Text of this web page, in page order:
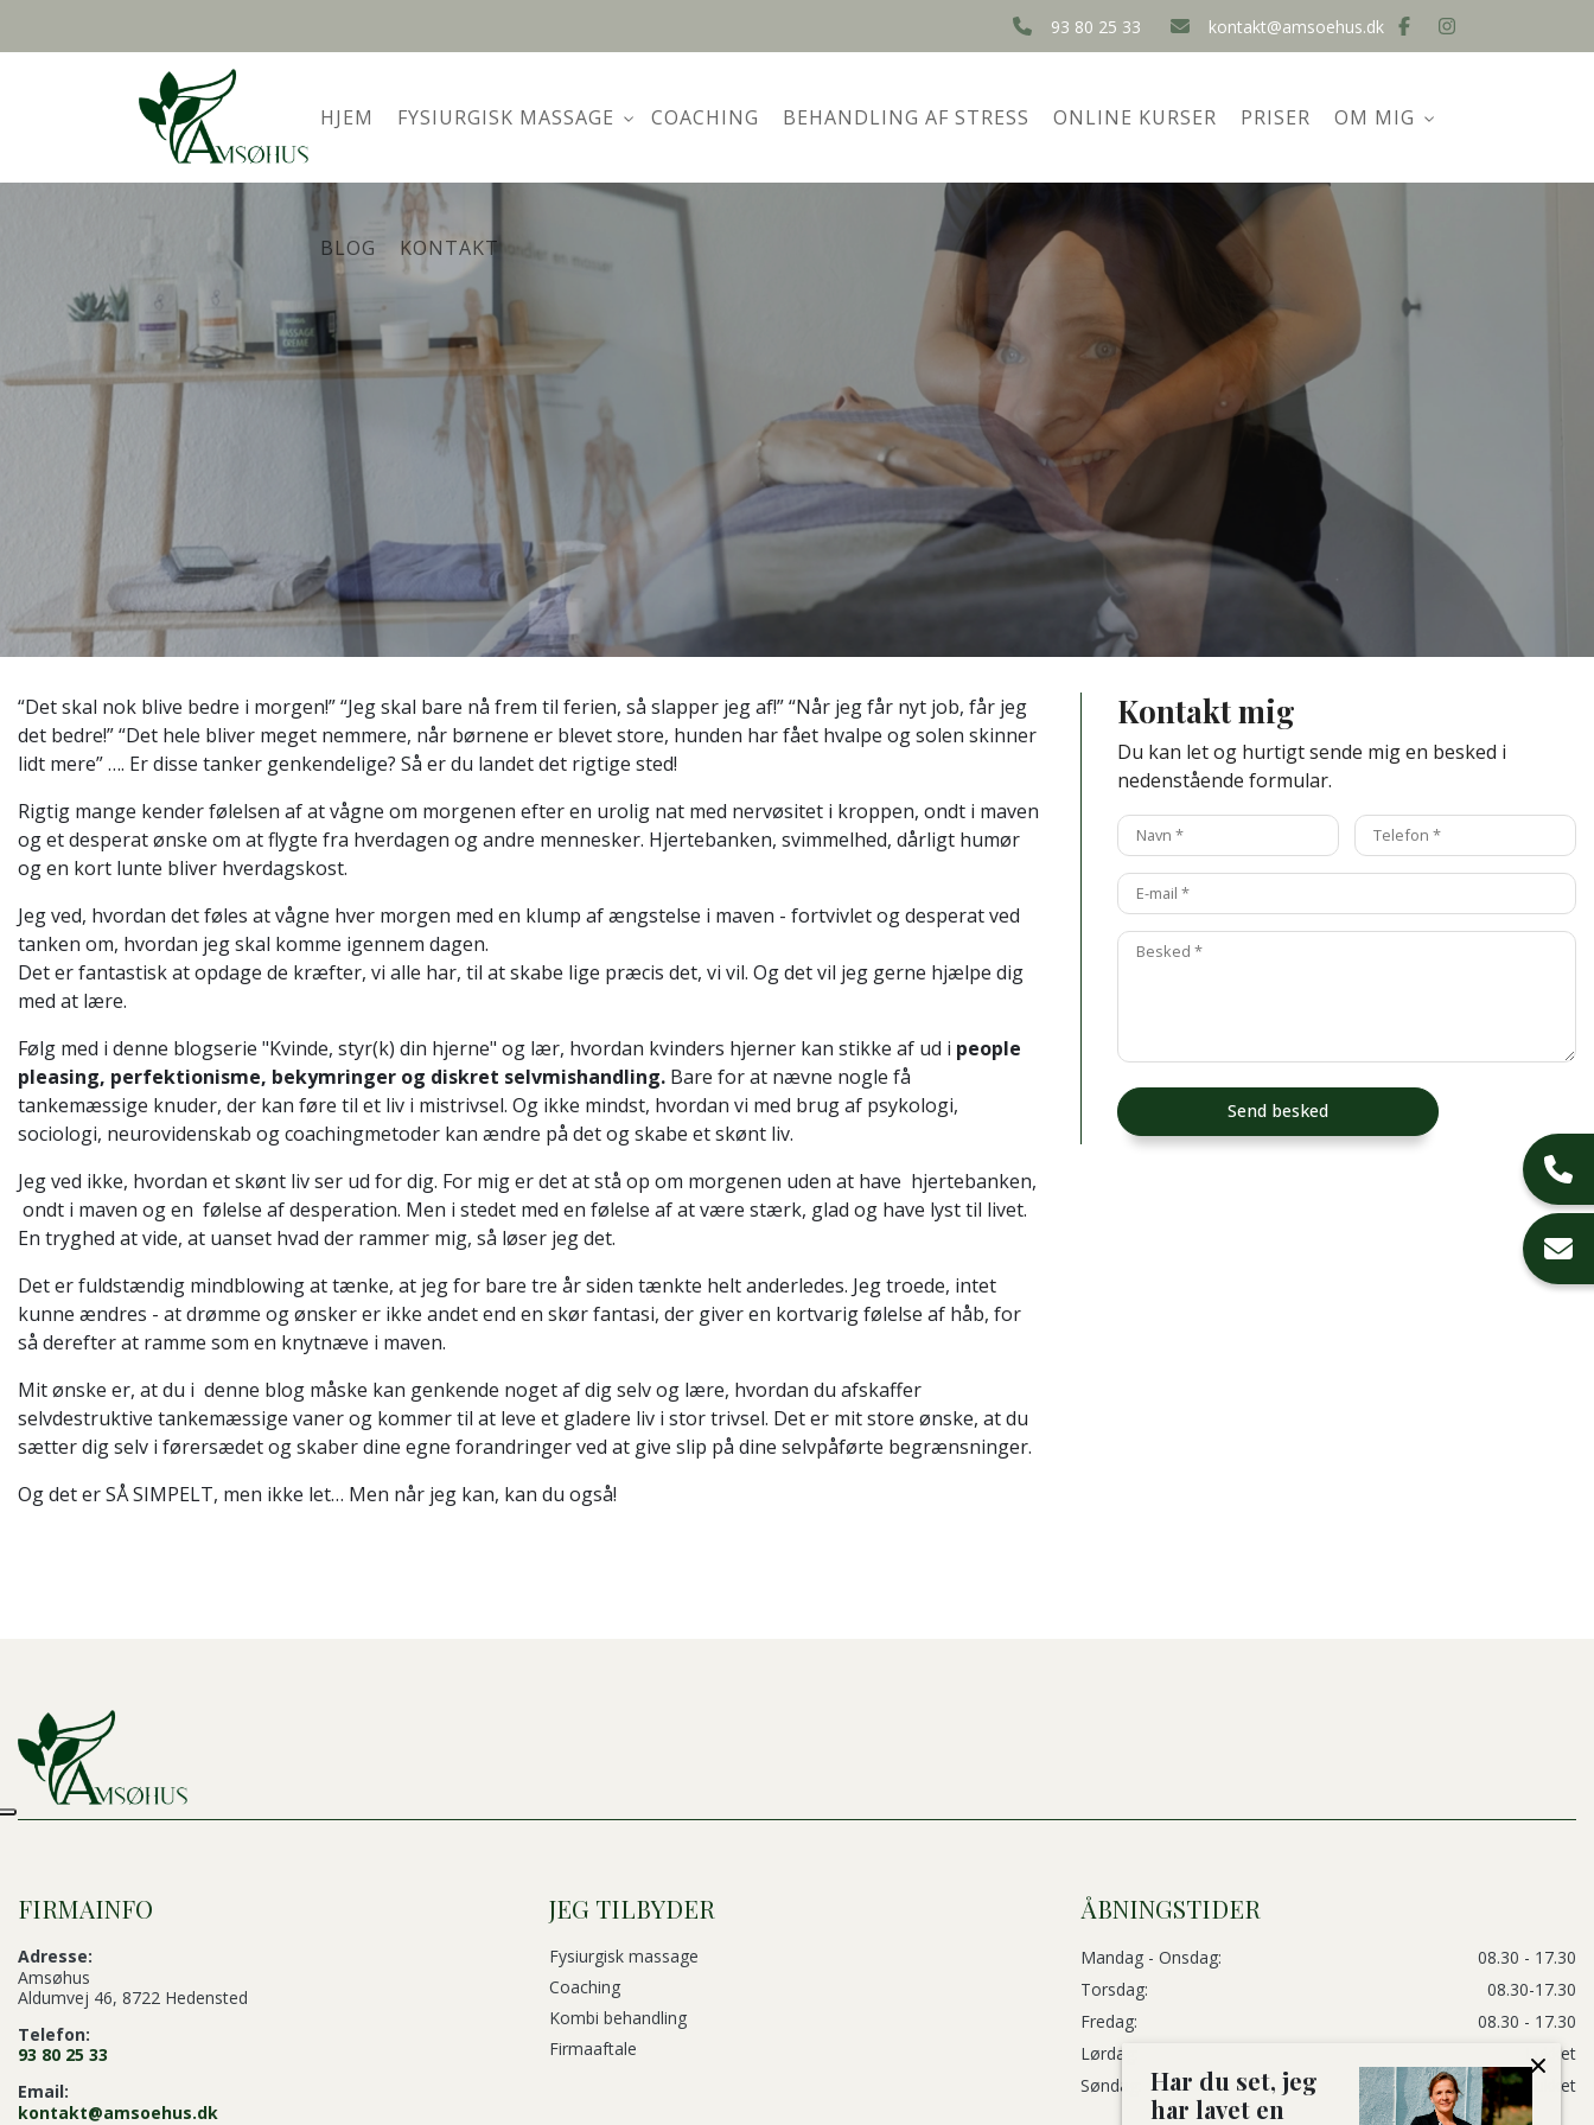
93 80 25 33 kontakt@amsoehus.dk
HJEM FYSIURGISK MASSAGE COACHING BEHANDLING AF STRESS ONLINE KURSER PRISER OM MIG
BLOG KONTAKT
“Det skal nok blive bedre i morgen!” “Jeg skal bare nå frem til ferien, så slapper jeg af!” “Når jeg får nyt job, får jeg
det bedre!” “Det hele bliver meget nemmere, når børnene er blevet store, hunden har fået hvalpe og solen skinner
lidt mere” …. Er disse tanker genkendelige? Så er du landet det rigtige sted!
Rigtig mange kender følelsen af at vågne om morgenen efter en urolig nat med nervøsitet i kroppen, ondt i maven
og et desperat ønske om at flygte fra hverdagen og andre mennesker. Hjertebanken, svimmelhed, dårligt humør
og en kort lunte bliver hverdagskost.
Jeg ved, hvordan det føles at vågne hver morgen med en klump af ængstelse i maven - fortvivlet og desperat ved
tanken om, hvordan jeg skal komme igennem dagen.
Det er fantastisk at opdage de kræfter, vi alle har, til at skabe lige præcis det, vi vil. Og det vil jeg gerne hjælpe dig
med at lære.
Følg med i denne blogserie "Kvinde, styr(k) din hjerne" og lær, hvordan kvinders hjerner kan stikke af ud i people
pleasing, perfektionisme, bekymringer og diskret selvmishandling. Bare for at nævne nogle få
tankemæssige knuder, der kan føre til et liv i mistrivsel. Og ikke mindst, hvordan vi med brug af psykologi,
sociologi, neurovidenskab og coachingmetoder kan ændre på det og skabe et skønt liv.
Jeg ved ikke, hvordan et skønt liv ser ud for dig. For mig er det at stå op om morgenen uden at have hjertebanken,
ondt i maven og en følelse af desperation. Men i stedet med en følelse af at være stærk, glad og have lyst til livet.
En tryghed at vide, at uanset hvad der rammer mig, så løser jeg det.
Det er fuldstændig mindblowing at tænke, at jeg for bare tre år siden tænkte helt anderledes. Jeg troede, intet
kunne ændres - at drømme og ønsker er ikke andet end en skør fantasi, der giver en kortvarig følelse af håb, for
så derefter at ramme som en knytnæve i maven.
Mit ønske er, at du i denne blog måske kan genkende noget af dig selv og lære, hvordan du afskaffer
selvdestruktive tankemæssige vaner og kommer til at leve et gladere liv i stor trivsel. Det er mit store ønske, at du
sætter dig selv i førersædet og skaber dine egne forandringer ved at give slip på dine selvpåførte begrænsninger.
Og det er SÅ SIMPELT, men ikke let… Men når jeg kan, kan du også!
Kontakt mig
Du kan let og hurtigt sende mig en besked i
nedenstående formular.
FIRMAINFO
Adresse:
Amsøhus
Aldumvej 46, 8722 Hedensted
Telefon:
93 80 25 33
Email:
kontakt@amsoehus.dk
JEG TILBYDER
Fysiurgisk massage
Coaching
Kombi behandling
Firmaaftale
ÅBNINGSTIDER
Mandag - Onsdag:
08.30 - 17.30
Torsdag:
08.30-17.30
Fredag:
08.30 - 17.30
Lørdag:
Lukket
Søndag:
Lukket
Har du set, jeg
har lavet en